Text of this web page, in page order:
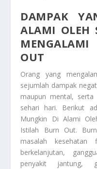
DAMPAK
ALAMI OLEH
OUT
Orang yang
sejumlah dampak
maupun mental, serta
sehari hari. Berikut
Mungkin Di Alami
Istilah Burn Out.
masalah kesehatan
berkelanjutan,
penyakit jantung,